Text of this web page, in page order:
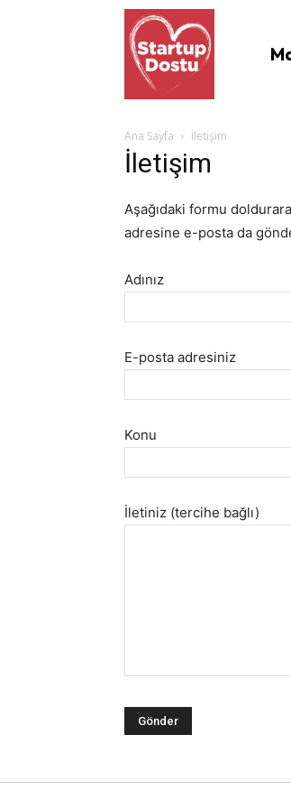
Ana Sayfa İletişim
İletişim
Aşağıdaki formu
adresine e-posta da
Adınız
E-posta adresiniz
Konu
İletiniz (tercihe bağlı)